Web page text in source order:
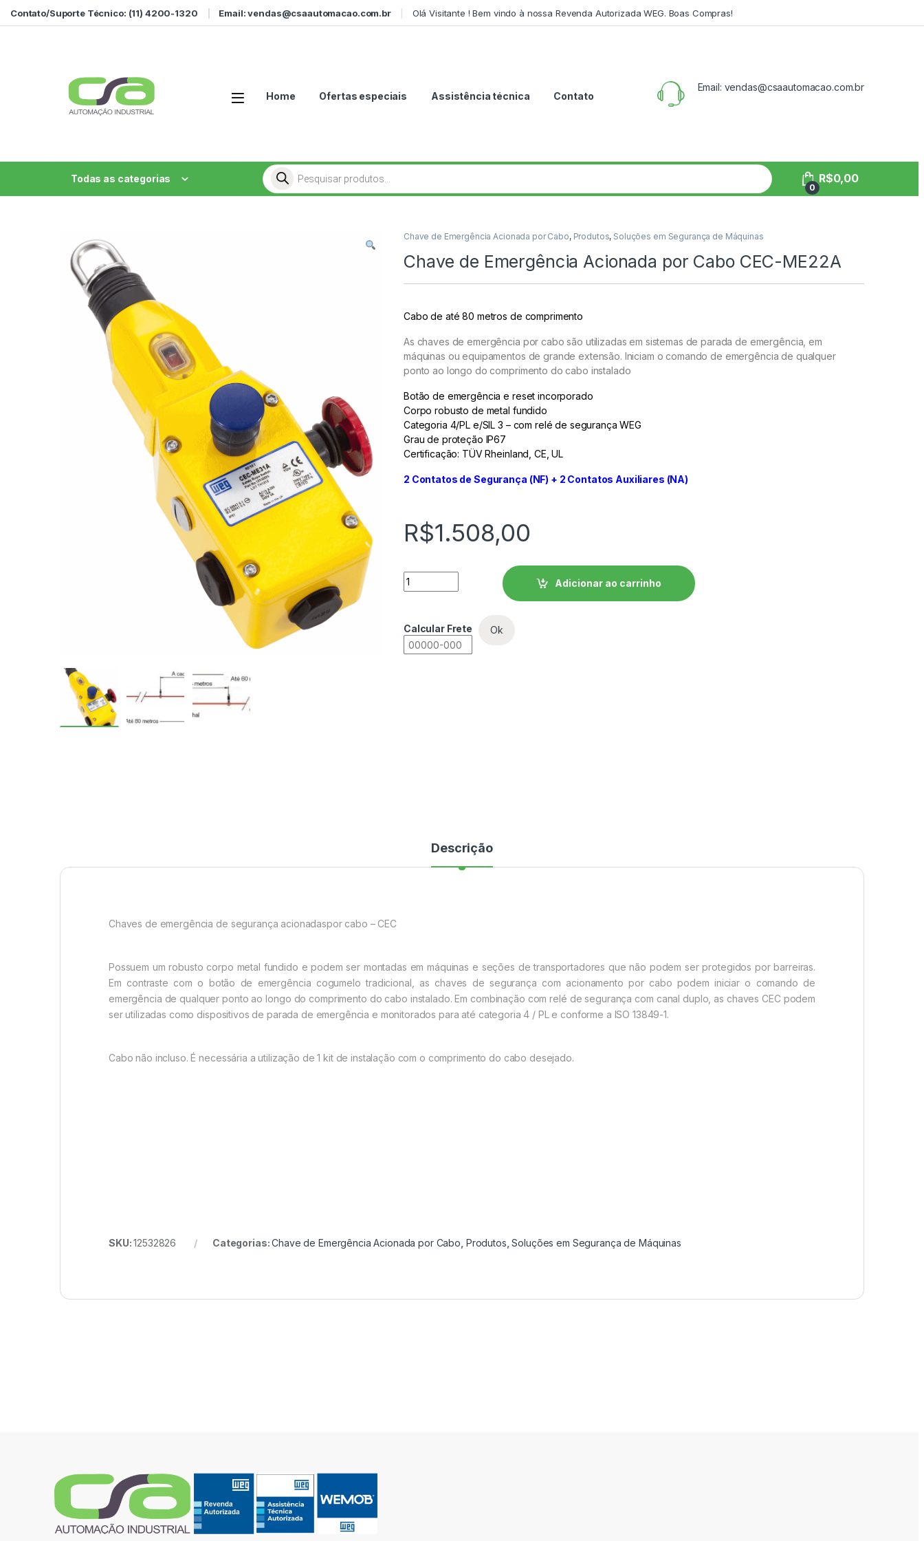
Ir para a navegação
Ir para o conteúdo
Contato/Suporte Técnico: (11) 4200-1320 Email: vendas@csaautomacao.com.br Olá Visitante ! Bem vindo à nossa Revenda Autorizada WEG. Boas Compras!
Home Ofertas especiais Assistência técnica Contato
Email: vendas@csaautomacao.com.br
Todas as categorias
Pesquisar produtos
0
R$0,00
Chave de Emergência Acionada por Cabo, Produtos, Soluções em Segurança de Máquinas
Chave de Emergência Acionada por Cabo CEC-ME22A
Cabo de até 80 metros de comprimento
As chaves de emergência por cabo são utilizadas em sistemas de parada de emergência, em
máquinas ou equipamentos de grande extensão. Iniciam o comando de emergência de qualquer
ponto ao longo do comprimento do cabo instalado
Botão de emergência e reset incorporado
Corpo robusto de metal fundido
Categoria 4/PL e/SIL 3 – com relé de segurança WEG
Grau de proteção IP67
Certificação: TÜV Rheinland, CE, UL
2 Contatos de Segurança (NF) + 2 Contatos Auxiliares (NA)
R$1.508,00
Chave de Emergência Acionada por Cabo CEC-ME22A quantidade
Adicionar ao carrinho
Calcular Frete Ok
Descrição
Chaves de emergência de segurança acionadaspor cabo – CEC
Possuem um robusto corpo metal fundido e podem ser montadas em máquinas e seções de transportadores que não podem ser protegidos por barreiras.
Em contraste com o botão de emergência cogumelo tradicional, as chaves de segurança com acionamento por cabo podem iniciar o comando de
emergência de qualquer ponto ao longo do comprimento do cabo instalado. Em combinação com relé de segurança com canal duplo, as chaves CEC podem
ser utilizadas como dispositivos de parada de emergência e monitorados para até categoria 4 / PL e conforme a ISO 13849-1.
Cabo não incluso. É necessária a utilização de 1 kit de instalação com o comprimento do cabo desejado.
SKU:12532826 Categorias:Chave de Emergência Acionada por Cabo Produtos ,Soluções em Segurança de Máquinas